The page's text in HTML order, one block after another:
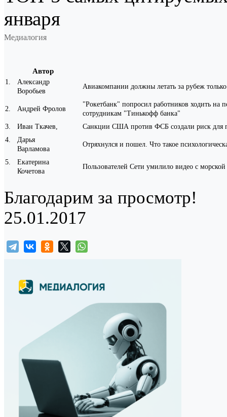
января
Медиалогия
Автор
1
Александр
Воробьев
Авиакомпании должны летать за рубеж
2 Андрей Фролов
"Рокетбанк" попросил работников ходить на
сотрудникам "Тинькофф банка"
3
Иван Ткачев,
Санкции США против ФСБ создали риск для
4
Дарья
Варламова
Отряхнулся и пошел. Что такое
5
Екатерина
Кочетова
Пользователей Сети умилило видео с
Благодарим за просмотр!
25.01.2017